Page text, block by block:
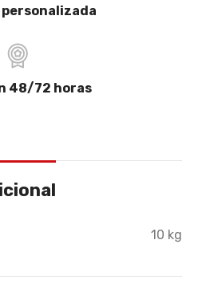
48/72 horas
10 kg